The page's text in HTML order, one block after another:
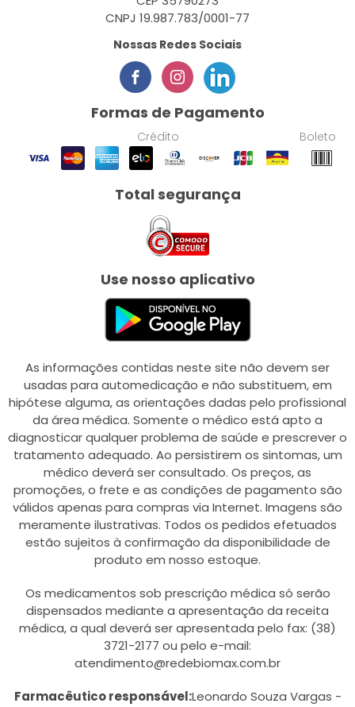
CNPJ 19.987.783/0001-77
Nossas Redes Sociais
Formas de Pagamento
Crédito Boleto
Total segurança
Use nosso aplicativo
As informações contidas neste site não devem ser
usadas para automedicação e não substituem, em
hipótese alguma, as orientações dadas pelo profissional
da área médica. Somente o médico está apto a
diagnosticar qualquer problema de saúde e prescrever o
tratamento adequado. Ao persistirem os sintomas, um
médico deverá ser consultado. Os preços, as
promoções, o frete e as condições de pagamento são
válidos apenas para compras via Internet. Imagens são
meramente ilustrativas. Todos os pedidos efetuados
estão sujeitos à confirmação da disponibilidade de
produto em nosso estoque.
Os medicamentos sob prescrição médica só serão
dispensados mediante a apresentação da receita
médica, a qual deverá ser apresentada pelo fax: (38)
3721-2177 ou pelo e-mail:
atendimento@redebiomax.com.br
Farmacêutico responsável:Leonardo Souza Vargas -